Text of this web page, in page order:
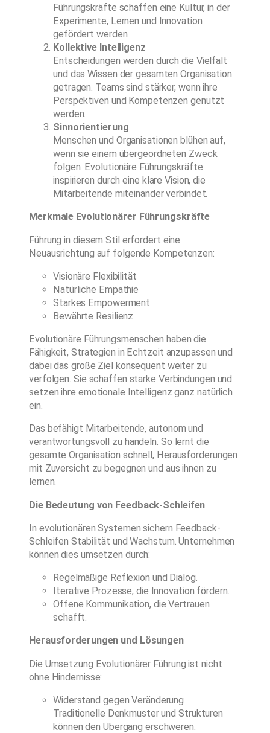
Führungskräfte schaffen eine Kultur, in der
Experimente, Lernen und Innovation
gefördert werden.
Kollektive Intelligenz
Entscheidungen werden durch die Vielfalt
und das Wissen der gesamten Organisation
getragen. Teams sind stärker, wenn ihre
Perspektiven und Kompetenzen genutzt
werden.
Sinnorientierung
Menschen und Organisationen blühen auf,
wenn sie einem übergeordneten Zweck
folgen. Evolutionäre Führungskräfte
inspirieren durch eine klare Vision, die
Mitarbeitende miteinander verbindet.
Merkmale Evolutionärer Führungskräfte
Führung in diesem Stil erfordert eine
Neuausrichtung auf folgende Kompetenzen:
Visionäre Flexibilität
Natürliche Empathie
Starkes Empowerment
Bewährte Resilienz
Evolutionäre Führungsmenschen haben die
Fähigkeit, Strategien in Echtzeit anzupassen und
dabei das große Ziel konsequent weiter zu
verfolgen. Sie schaffen starke Verbindungen und
setzen ihre emotionale Intelligenz ganz natürlich
ein.
Das befähigt Mitarbeitende, autonom und
verantwortungsvoll zu handeln. So lernt die
gesamte Organisation schnell, Herausforderungen
mit Zuversicht zu begegnen und aus ihnen zu
lernen.
Die Bedeutung von Feedback-Schleifen
In evolutionären Systemen sichern Feedback-
Schleifen Stabilität und Wachstum. Unternehmen
können dies umsetzen durch:
Regelmäßige Reflexion und Dialog.
Iterative Prozesse, die Innovation fördern.
Offene Kommunikation, die Vertrauen
schafft.
Herausforderungen und Lösungen
Die Umsetzung Evolutionärer Führung ist nicht
ohne Hindernisse:
Widerstand gegen Veränderung
Traditionelle Denkmuster und Strukturen
können den Übergang erschweren.